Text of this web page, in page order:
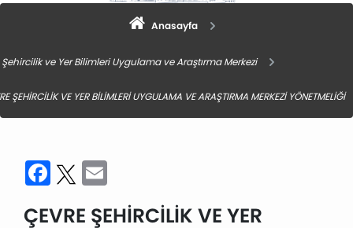
Anasayfa
ve Yer Bilimleri Uygulama ve Araştırma Merkezi
ŞEHİRCİLİK VE YER BİLİMLERİ UYGULAMA VE ARAŞTIRMA MERKEZİ YÖNETMELİĞİ
Facebook
Twitter
ÇEVRE ŞEHİRCİLİK VE YER